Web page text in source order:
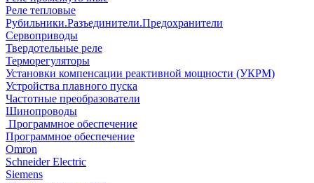
Реле тепловые
Рубильники.Разъединители.Предохранители
Сервоприводы
Твердотельные реле
Терморегуляторы
Установки компенсации реактивной мощности (УКРМ)
Устройства плавного пуска
Частотные преобразователи
Шинопроводы
Программное обеспечение
Программное обеспечение
Omron
Schneider Electric
Siemens